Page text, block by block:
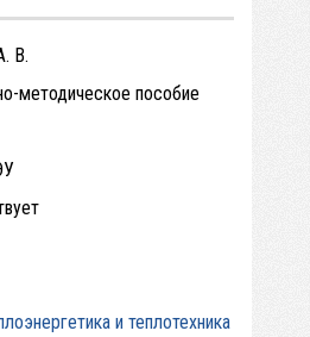
В.
методическое пособие
и теплотехника